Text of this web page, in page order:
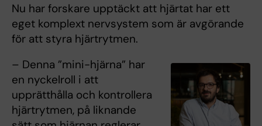
Nu har forskare upptäckt att hjärtat har ett
eget komplext nervsystem som är avgörande
för att styra hjärtrytmen.
– Denna ”mini-hjärna” har
en nyckelroll i att
upprätthålla och kontrollera
hjärtrytmen, på liknande